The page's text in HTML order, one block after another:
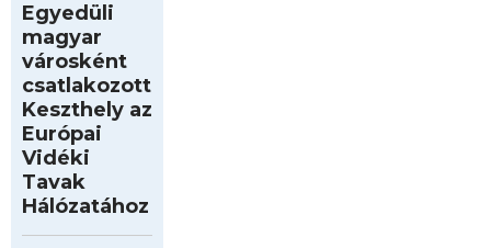
Egyedüli
magyar
városként
csatlakozott
Keszthely az
Európai
Vidéki
Tavak
Hálózatához